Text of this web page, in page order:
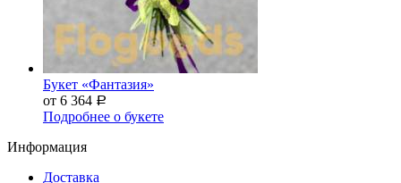
Букет «Фантазия»
от 6 364 Р
Подробнее о букете
Информация
Доставка